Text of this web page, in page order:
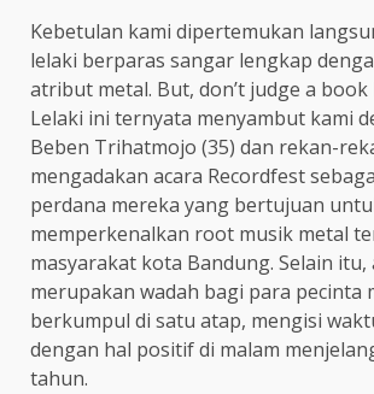
Kebetulan kami dipertemukan
lelaki berparas sangar lengkap
atribut metal. But, don’t judge a book
Lelaki ini ternyata menyambut kami
Beben Trihatmojo (35) dan rekan-
mengadakan acara Recordfest
perdana mereka yang bertujuan
memperkenalkan root musik metal
masyarakat kota Bandung. Selain itu,
merupakan wadah bagi para pecinta
berkumpul di satu atap, mengisi
dengan hal positif di malam
tahun.